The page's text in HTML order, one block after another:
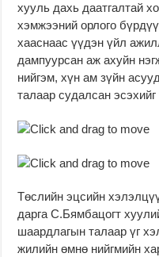
хууль дахь даатгалтай
хэмжээний орлого
хааснаас үүдэн үйл
дампуурсан аж ахуйн
нийгэм, хүн ам зүйн
талаар судалсан
Төслийн эцсийн
дарга С.Бямбацогт
шаардлагын талаар үг
жилийн өмнө нийгмийн